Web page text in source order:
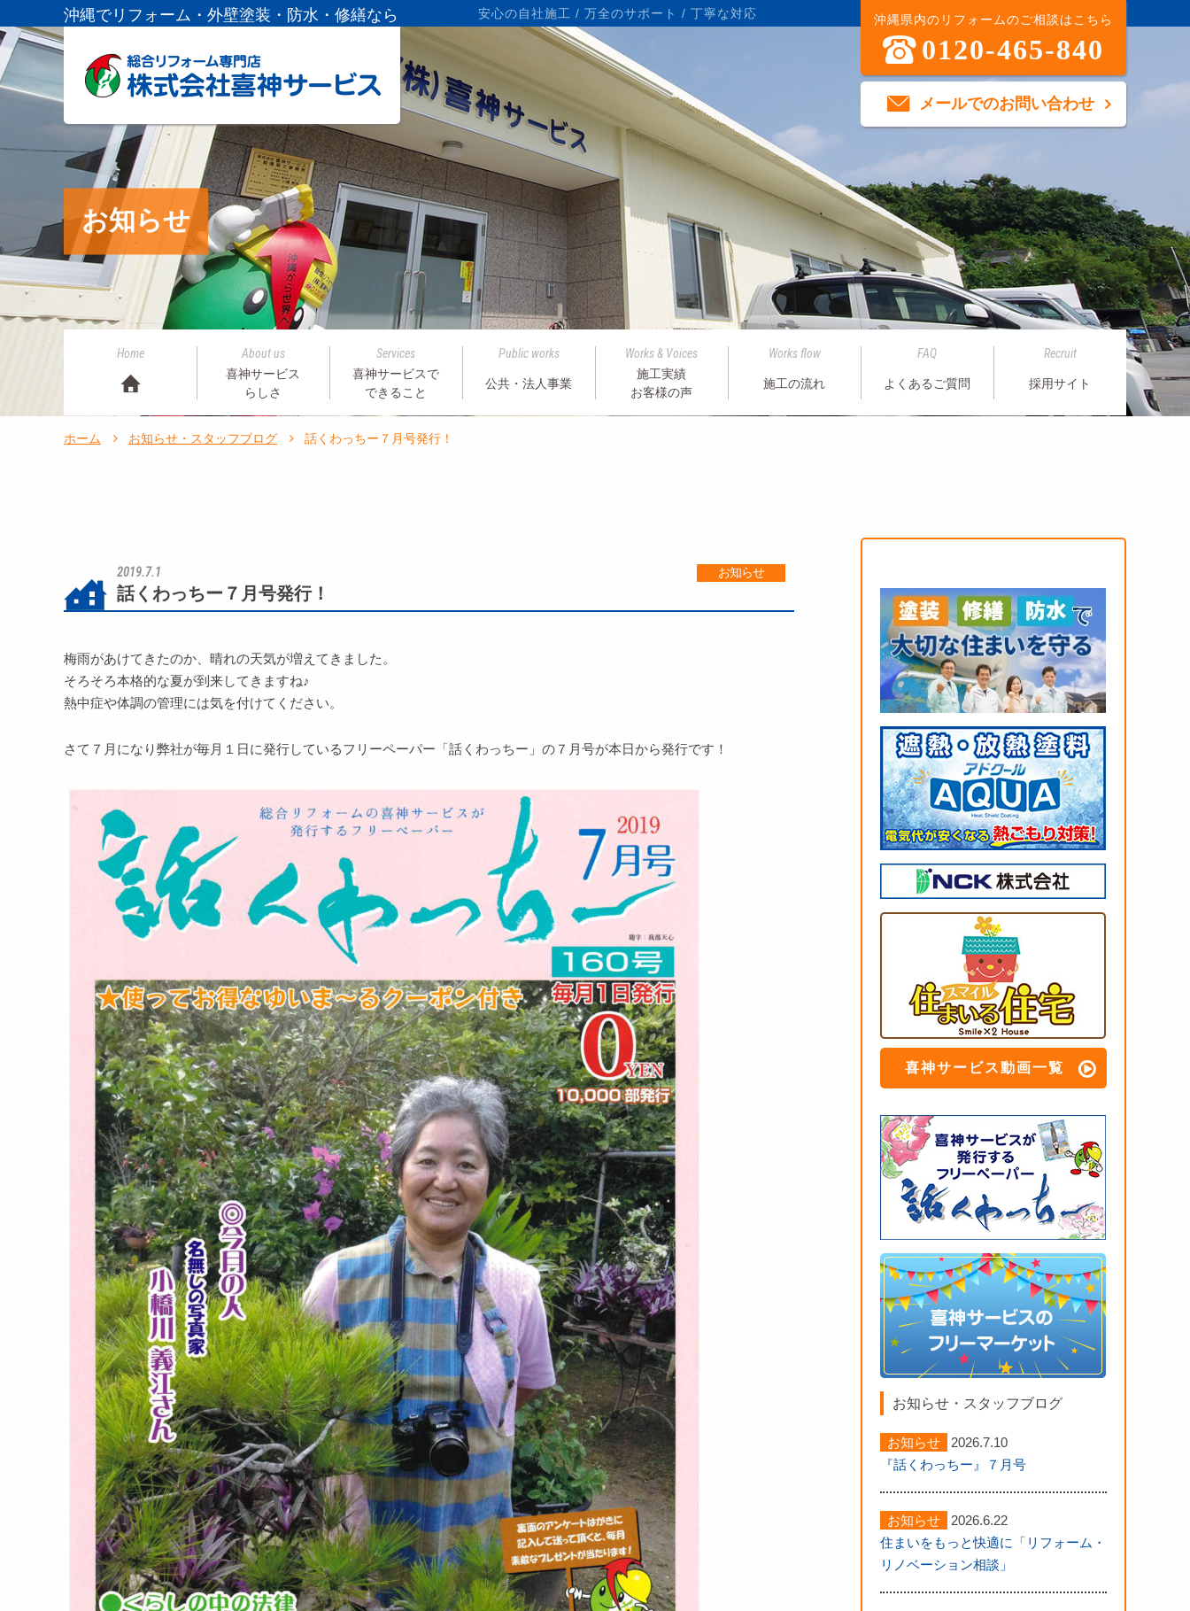
沖縄でリフォーム・外壁塗装・防水・修繕なら 安心の自社施工 / 万全のサポート / 丁寧な対応 沖縄県内のリフォームのご相談はこちら
0120-465-840
メールでのお問い合わせ
お知らせ
Home
About us
喜神サービス
らしさ
Services
喜神サービスで
できること
Public works
公共・法人事業
Works & Voices
施工実績
お客様の声
Works flow
施工の流れ
FAQ
よくあるご質問
Recruit
採用サイト
ホーム お知らせ・スタッフブログ 話くわっちー７月号発行！
お知らせ
2019.7.1
話くわっちー７月号発行！
梅雨があけてきたのか、晴れの天気が増えてきました。
そろそろ本格的な夏が到来してきますね♪
熱中症や体調の管理には気を付けてください。
さて７月になり弊社が毎月１日に発行しているフリーペーパー「話くわっちー」の７月号が本日から発行です！
喜神サービス動画一覧
お知らせ・スタッフブログ
お知らせ
2026.7.10
『話くわっちー』７月号
お知らせ
2026.6.22
住まいをもっと快適に「リフォーム・
リノベーション相談」